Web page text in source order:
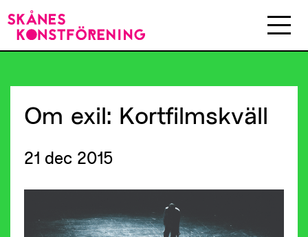
Om exil: Kortfilmskväll
21 dec 2015